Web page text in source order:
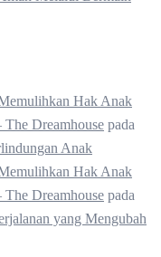
Hak Anak
Dreamhouse pada
Anak
Hak Anak
Dreamhouse pada
yang Mengubah